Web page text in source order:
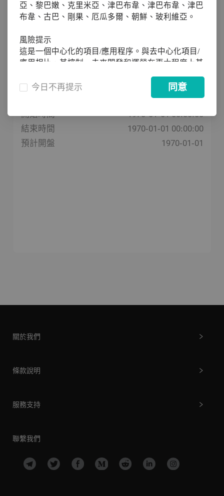
已完成
開始時間
結束時間
預計開盤
1970-01-01 00:00:00
1970-01-01 00:00:00
1970-01-01
關於我們
條款說明
服務支持
聯繫我們
亞、黎巴嫩、克里米亞、津巴布韋、津巴布韋、津巴
布韋、古巴、剛果、厄瓜多爾、朝鮮、玻利維亞。
風險提示
這是一個中心化的項目/應用程序。與去中心化項目/
應用相比，其控制、未來開發和運營在更大程度上基
Exchange不會對項目/申請做出任何背書和擔保，
DigiFinex Exchange及其員工的任何行為或言論都不
今日不再提示 同意